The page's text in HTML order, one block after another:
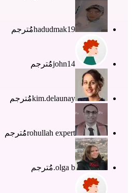
hadudmak19مُُترجم
john14مُُترجم
kim.delaunayمُُترجم
rohullah expertمُُترجم
olga b. مُُترجم